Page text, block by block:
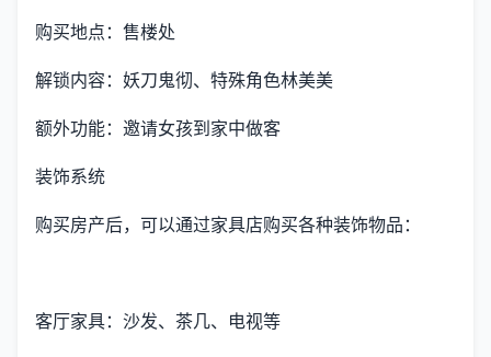
购买地点：售楼处
解锁内容：妖刀鬼彻、特殊角色林美美
额外功能：邀请女孩到家中做客
装饰系统
购买房产后，可以通过家具店购买各种装饰物品：
客厅家具：沙发、茶几、电视等